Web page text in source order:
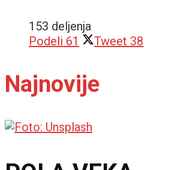
153 deljenja
Podeli 61 Tweet 38
Najnovije